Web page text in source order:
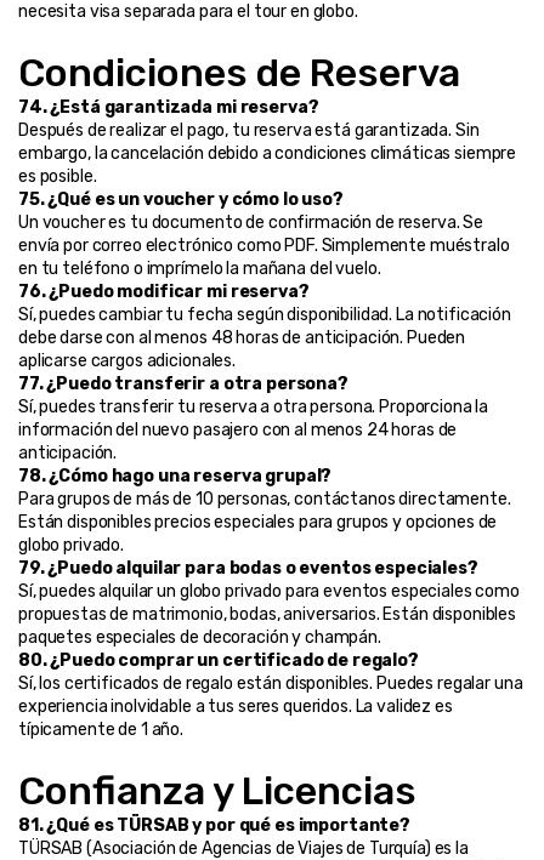
necesita visa separada para el tour en globo.
Condiciones de Reserva
74. ¿Está garantizada mi reserva?
Después de realizar el pago, tu reserva está garantizada. Sin
embargo, la cancelación debido a condiciones climáticas siempre
es posible.
75. ¿Qué es un voucher y cómo lo uso?
Un voucher es tu documento de confirmación de reserva. Se
envía por correo electrónico como PDF. Simplemente muéstralo
en tu teléfono o imprímelo la mañana del vuelo.
76. ¿Puedo modificar mi reserva?
Sí, puedes cambiar tu fecha según disponibilidad. La notificación
debe darse con al menos 48 horas de anticipación. Pueden
aplicarse cargos adicionales.
77. ¿Puedo transferir a otra persona?
Sí, puedes transferir tu reserva a otra persona. Proporciona la
información del nuevo pasajero con al menos 24 horas de
anticipación.
78. ¿Cómo hago una reserva grupal?
Para grupos de más de 10 personas, contáctanos directamente.
Están disponibles precios especiales para grupos y opciones de
globo privado.
79. ¿Puedo alquilar para bodas o eventos especiales?
Sí, puedes alquilar un globo privado para eventos especiales como
propuestas de matrimonio, bodas, aniversarios. Están disponibles
paquetes especiales de decoración y champán.
80. ¿Puedo comprar un certificado de regalo?
Sí, los certificados de regalo están disponibles. Puedes regalar una
experiencia inolvidable a tus seres queridos. La validez es
típicamente de 1 año.
Confianza y Licencias
81. ¿Qué es TÜRSAB y por qué es importante?
TÜRSAB (Asociación de Agencias de Viajes de Turquía) es la